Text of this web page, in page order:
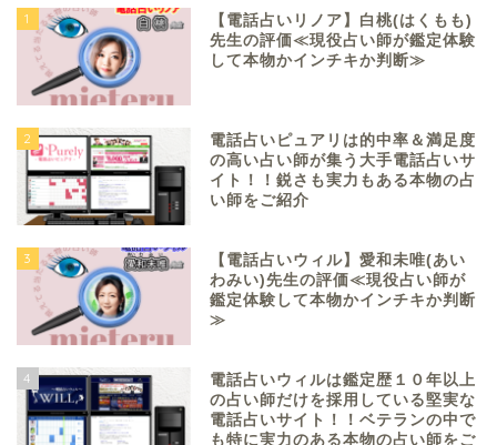
1
【電話占いリノア】白桃(はくもも)
先生の評価≪現役占い師が鑑定体験
して本物かインチキか判断≫
2
電話占いピュアリは的中率＆満足度
の高い占い師が集う大手電話占いサ
イト！！鋭さも実力もある本物の占
い師をご紹介
3
【電話占いウィル】愛和未唯(あい
わみい)先生の評価≪現役占い師が
鑑定体験して本物かインチキか判断
≫
4
電話占いウィルは鑑定歴１０年以上
の占い師だけを採用している堅実な
電話占いサイト！！ベテランの中で
も特に実力のある本物の占い師をご